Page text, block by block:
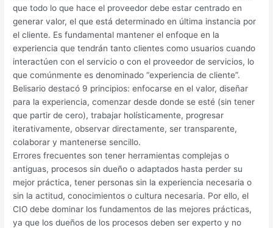
que todo lo que hace el proveedor debe estar centrado en
generar valor, el que está determinado en última instancia por
el cliente. Es fundamental mantener el enfoque en la
experiencia que tendrán tanto clientes como usuarios cuando
interactúen con el servicio o con el proveedor de servicios, lo
que comúnmente es denominado “experiencia de cliente”.
Belisario destacó 9 principios: enfocarse en el valor, diseñar
para la experiencia, comenzar desde donde se esté (sin tener
que partir de cero), trabajar holísticamente, progresar
iterativamente, observar directamente, ser transparente,
colaborar y mantenerse sencillo.
Errores frecuentes son tener herramientas complejas o
antiguas, procesos sin dueño o adaptados hasta perder su
mejor práctica, tener personas sin la experiencia necesaria o
sin la actitud, conocimientos o cultura necesaria. Por ello, el
CIO debe dominar los fundamentos de las mejores prácticas,
ya que los dueños de los procesos deben ser experto y no